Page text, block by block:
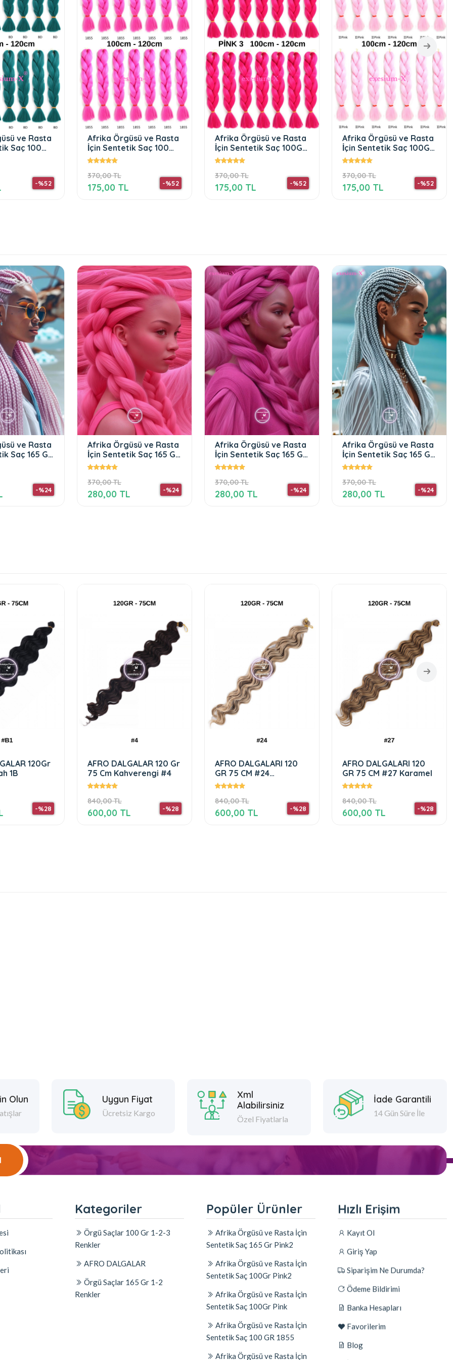
ve Rasta
Saç 100
-%52
Afrika Örgüsü ve Rasta
İçin Sentetik Saç 100Gr
Pink
370,00 TL
-%52
175,00 TL
Afrika Örgüsü ve Rasta
İçin Sentetik Saç 100Gr
Pink2
370,00 TL
-%52
175,00 TL
Afrika Örgüsü ve Rasta
İçin Sentetik Saç 100
GR #30 Bakır
370,00 TL
-%52
175,00 TL
ve Rasta
Saç 165 Gr
-%24
Afrika Örgüsü ve Rasta
İçin Sentetik Saç 165 Gr
Pink
370,00 TL
-%24
280,00 TL
Afrika Örgüsü ve Rasta
İçin Sentetik Saç 165 Gr
1855
370,00 TL
-%24
280,00 TL
Afrika Örgüsü ve Rasta
İçin Sentetik Saç 165 Gr
Grey
370,00 TL
-%24
280,00 TL
120 Gr
#4
-%28
AFRO DALGALARI 120
GR 75 CM #24
Balköpüğü
840,00 TL
-%28
600,00 TL
AFRO DALGALARI 120
GR 75 CM #27 Karamel
840,00 TL
-%28
600,00 TL
AFRO DALGALAR 120 Gr
75 Cm 613 Platin
840,00 TL
-%28
600,00 TL
Olun Uygun Fiyat
Ücretsiz Kargo
Xml
Alabilirsiniz
Özel Fiyatlarla
İade Garantili
14 Gün Süre İle
Kategoriler
Örgü Saçlar 100 Gr 1-2-3
Renkler
AFRO DALGALAR
Örgü Saçlar 165 Gr 1-2
Renkler
Popüler Ürünler
Afrika Örgüsü ve Rasta İçin
Sentetik Saç 165 Gr Pink2
Afrika Örgüsü ve Rasta İçin
Sentetik Saç 100Gr Pink2
Afrika Örgüsü ve Rasta İçin
Sentetik Saç 100Gr Pink
Afrika Örgüsü ve Rasta İçin
Sentetik Saç 100 GR 1855
Afrika Örgüsü ve Rasta İçin
Hızlı Erişim
Kayıt Ol
Giriş Yap
Siparişim Ne Durumda?
Ödeme Bildirimi
Banka Hesapları
Favorilerim
Blog